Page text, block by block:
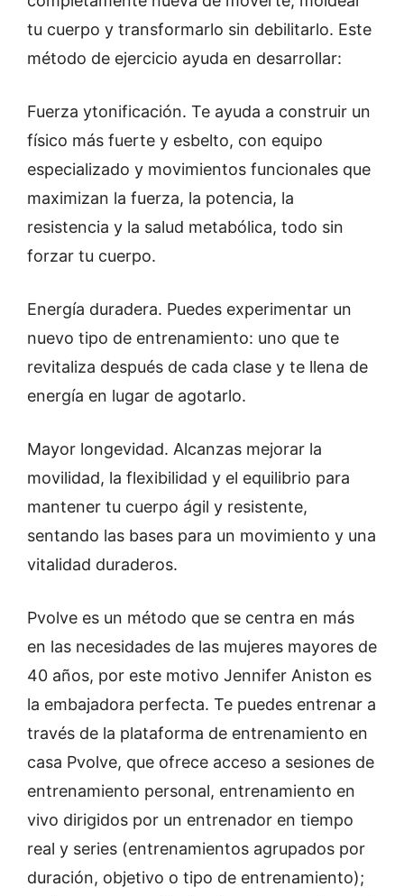
tu cuerpo y transformarlo sin debilitarlo. Este
método de ejercicio ayuda en desarrollar:
Fuerza ytonificación. Te ayuda a construir un
físico más fuerte y esbelto, con equipo
especializado y movimientos funcionales que
maximizan la fuerza, la potencia, la
resistencia y la salud metabólica, todo sin
forzar tu cuerpo.
Energía duradera. Puedes experimentar un
nuevo tipo de entrenamiento: uno que te
revitaliza después de cada clase y te llena de
energía en lugar de agotarlo.
Mayor longevidad. Alcanzas mejorar la
movilidad, la flexibilidad y el equilibrio para
mantener tu cuerpo ágil y resistente,
sentando las bases para un movimiento y una
vitalidad duraderos.
Pvolve es un método que se centra en más
en las necesidades de las mujeres mayores de
40 años, por este motivo Jennifer Aniston es
la embajadora perfecta. Te puedes entrenar a
través de la plataforma de entrenamiento en
casa Pvolve, que ofrece acceso a sesiones de
entrenamiento personal, entrenamiento en
vivo dirigidos por un entrenador en tiempo
real y series (entrenamientos agrupados por
duración, objetivo o tipo de entrenamiento);